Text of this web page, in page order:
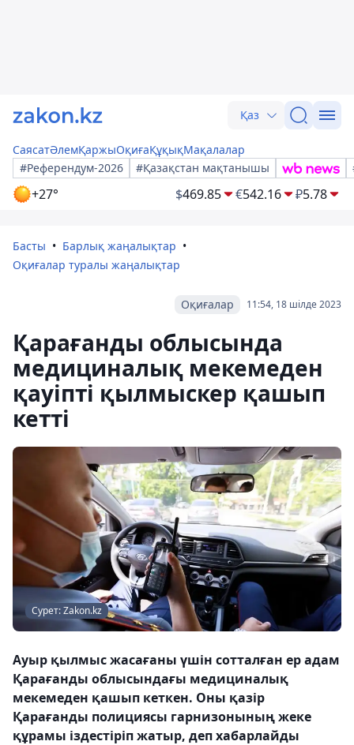
Қаз
СаясатӘлемҚаржыОқиғаҚұқықМақалалар
#Референдум-2026
#Қазақстан мақтанышы
+27° $469.85 €542.16 ₽5.78
Басты
Барлық жаңалықтар
Оқиғалар туралы жаңалықтар
11:54, 18 шілде 2023
Оқиғалар
Қарағанды ​​облысында
медициналық мекемеден
қауіпті қылмыскер қашып
кетті
Сурет: Zakon.kz
Ауыр қылмыс жасағаны үшін сотталған ер адам
Қарағанды ​​облысындағы медициналық
мекемеден қашып кеткен. Оны қазір
Қарағанды полициясы гарнизонының жеке
құрамы іздестіріп жатыр, деп хабарлайды